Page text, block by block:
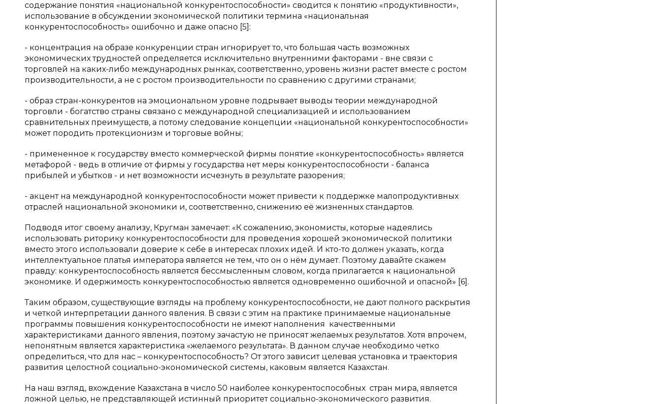
содержание понятия «национальной конкурентоспособности» сводится к понятию «продуктивности»,
использование в обсуждении экономической политики термина «национальная
конкурентоспособность» ошибочно и даже опасно [5]:
- концентрация на образе конкуренции стран игнорирует то, что большая часть возможных
экономических трудностей определяется исключительно внутренними факторами - вне связи с
торговлей на каких-либо международных рынках, соответственно, уровень жизни растет вместе с ростом
производительности, а не с ростом производительности по сравнению с другими странами;
- образ стран-конкурентов на эмоциональном уровне подрывает выводы теории международной
торговли - богатство страны связано с международной специализацией и использованием
сравнительных преимуществ, а потому следование концепции «национальной конкурентоспособности»
может породить протекционизм и торговые войны;
- примененное к государству вместо коммерческой фирмы понятие «конкурентоспособность» является
метафорой - ведь в отличие от фирмы у государства нет меры конкурентоспособности - баланса
прибылей и убытков - и нет возможности исчезнуть в результате разорения;
- акцент на международной конкурентоспособности может привести к поддержке малопродуктивных
отраслей национальной экономики и, соответственно, снижению её жизненных стандартов.
Подводя итог своему анализу, Кругман замечает: «К сожалению, экономисты, которые надеялись
использовать риторику конкурентоспособности для проведения хорошей экономической политики
вместо этого использовали доверие к себе в интересах плохих идей. И кто-то должен указать, когда
интеллектуальное платья императора является не тем, что он о нём думает. Поэтому давайте скажем
правду: конкурентоспособность является бессмысленным словом, когда прилагается к национальной
экономике. И одержимость конкурентоспособностью является одновременно ошибочной и опасной» [6].
Таким образом, существующие взгляды на проблему конкурентоспособности, не дают полного раскрытия
и четкой интерпретации данного явления. В связи с этим на практике принимаемые национальные
программы повышения конкурентоспособности не имеют наполнения качественными
характеристиками данного явления, поэтому зачастую не приносят желаемых результатов. Хотя впрочем,
непонятным является характеристика «желаемого результата». В данном случае необходимо четко
определиться, что для нас – конкурентоспособность? От этого зависит целевая установка и траектория
развития целостной социально-экономической системы, каковым является Казахстан.
На наш взгляд, вхождение Казахстана в число 50 наиболее конкурентоспособных стран мира, является
ложной целью, не представляющей истинный приоритет социально-экономического развития.